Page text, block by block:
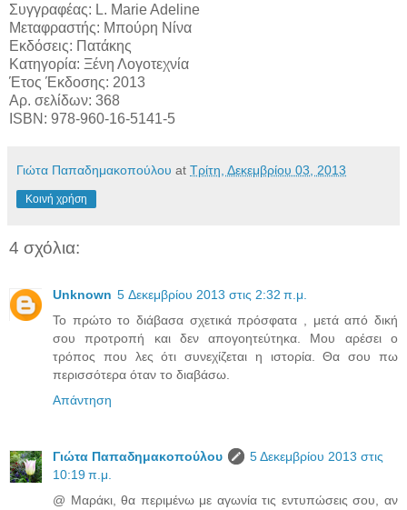
Συγγραφέας: L. Marie Adeline
Μεταφραστής: Μπούρη Νίνα
Εκδόσεις: Πατάκης
Κατηγορία: Ξένη Λογοτεχνία
Έτος Έκδοσης: 2013
Αρ. σελίδων: 368
ISBN: 978-960-16-5141-5
Γιώτα Παπαδημακοπούλου at Τρίτη, Δεκεμβρίου 03, 2013
Κοινή χρήση
4 σχόλια:
Unknown 5 Δεκεμβρίου 2013 στις 2:32 π.μ.
Το πρώτο το διάβασα σχετικά πρόσφατα , μετά από δική
σου προτροπή και δεν απογοητεύτηκα. Μου αρέσει ο
τρόπος που λες ότι συνεχίζεται η ιστορία. Θα σου πω
περισσότερα όταν το διαβάσω.
Απάντηση
Γιώτα Παπαδημακοπούλου
5 Δεκεμβρίου 2013 στις
10:19 π.μ.
@ Μαράκι, θα περιμένω με αγωνία τις εντυπώσεις σου, αν